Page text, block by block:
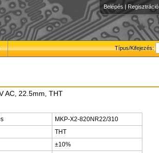
Belépés | Regisztráció
Típus/Kifejezés:
AC, 22.5mm, THT
MKP-X2-820NR22/310
THT
±10%